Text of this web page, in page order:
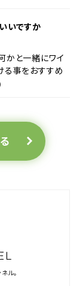
いですか
かと一緒にワイ
る事をおすすめ
ル。